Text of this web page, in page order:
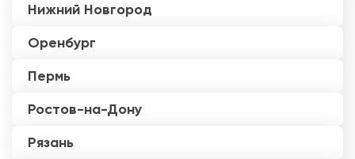
Нижний Новгород
Оренбург
Пермь
Ростов-на-Дону
Рязань